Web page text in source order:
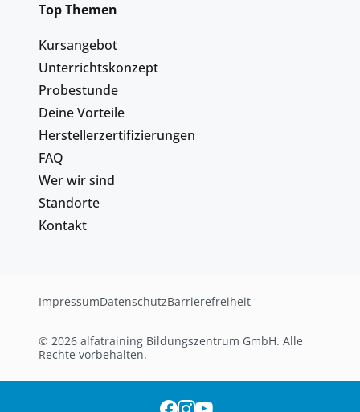
Top Themen
Kursangebot
Unterrichtskonzept
Probestunde
Deine Vorteile
Herstellerzertifizierungen
FAQ
Wer wir sind
Standorte
Kontakt
ImpressumDatenschutzBarrierefreiheit
© 2026 alfatraining Bildungszentrum GmbH. Alle
Rechte vorbehalten.